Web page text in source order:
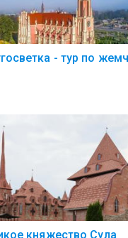
- тур по
княжество Сула